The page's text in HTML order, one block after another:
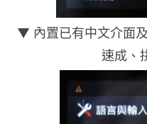
▼ 內置已有中文介面
速成、